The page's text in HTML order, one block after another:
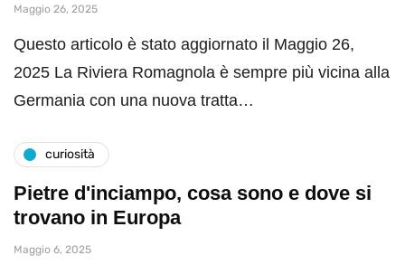
Maggio 26, 2025
Questo articolo è stato aggiornato il Maggio 26,
2025 La Riviera Romagnola è sempre più vicina alla
Germania con una nuova tratta…
curiosità
Pietre d'inciampo, cosa sono e dove si
trovano in Europa
Maggio 6, 2025